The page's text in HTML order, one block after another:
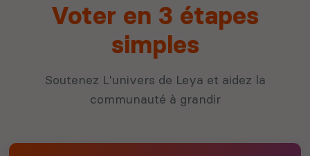
Voter en 3 étapes
simples
Soutenez L'univers de Leya et aidez la
communauté à grandir